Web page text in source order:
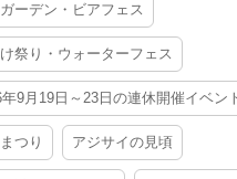
ーデン・ビアフェス
祭り・ウォーターフェス
9月19日～23日の連休開催イベン
つり アジサイの見頃